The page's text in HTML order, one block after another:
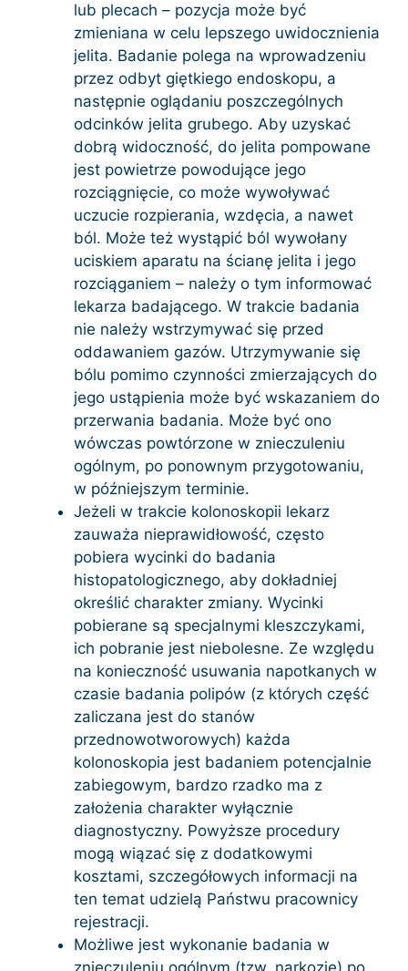
lub plecach – pozycja może być
zmieniana w celu lepszego uwidocznienia
jelita. Badanie polega na wprowadzeniu
przez odbyt giętkiego endoskopu, a
następnie oglądaniu poszczególnych
odcinków jelita grubego. Aby uzyskać
dobrą widoczność, do jelita pompowane
jest powietrze powodujące jego
rozciągnięcie, co może wywoływać
uczucie rozpierania, wzdęcia, a nawet
ból. Może też wystąpić ból wywołany
uciskiem aparatu na ścianę jelita i jego
rozciąganiem – należy o tym informować
lekarza badającego. W trakcie badania
nie należy wstrzymywać się przed
oddawaniem gazów. Utrzymywanie się
bólu pomimo czynności zmierzających do
jego ustąpienia może być wskazaniem do
przerwania badania. Może być ono
wówczas powtórzone w znieczuleniu
ogólnym, po ponownym przygotowaniu,
w późniejszym terminie.
Jeżeli w trakcie kolonoskopii lekarz
zauważa nieprawidłowość, często
pobiera wycinki do badania
histopatologicznego, aby dokładniej
określić charakter zmiany. Wycinki
pobierane są specjalnymi kleszczykami,
ich pobranie jest niebolesne. Ze względu
na konieczność usuwania napotkanych w
czasie badania polipów (z których część
zaliczana jest do stanów
przednowotworowych) każda
kolonoskopia jest badaniem potencjalnie
zabiegowym, bardzo rzadko ma z
założenia charakter wyłącznie
diagnostyczny. Powyższe procedury
mogą wiązać się z dodatkowymi
kosztami, szczegółowych informacji na
ten temat udzielą Państwu pracownicy
rejestracji.
Możliwe jest wykonanie badania w